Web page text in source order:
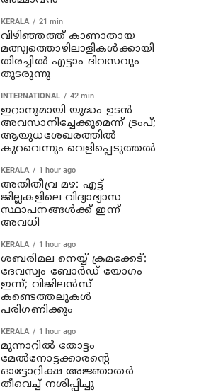
KERALA 21 min
വിഴിഞ്ഞത്ത് കാണാതായ
മത്സ്യത്തൊഴിലാളികൾക്കായി
തിരച്ചിൽ എട്ടാം ദിവസവും
തുടരുന്നു
INTERNATIONAL 42 min
ഇറാനുമായി യുദ്ധം ഉടൻ
അവസാനിച്ചേക്കുമെന്ന് ട്രംപ്;
ആയുധശേഖരത്തിൽ
കുറവെന്നും വെളിപ്പെടുത്തൽ
KERALA 1 hour ago
അതിതീവ്ര മഴ: എട്ട്
ജില്ലകളിലെ വിദ്യാഭ്യാസ
സ്ഥാപനങ്ങൾക്ക് ഇന്ന്
അവധി
KERALA 1 hour ago
ശബരിമല നെയ്യ് ക്രമക്കേട്:
ദേവസ്വം ബോർഡ് യോഗം
ഇന്ന്; വിജിലൻസ്
കണ്ടെത്തലുകൾ
പരിഗണിക്കും
KERALA 1 hour ago
മൂന്നാറില്‍ തോട്ടം
മേല്‍നോട്ടക്കാരന്റെ
ഓട്ടോറിക്ഷ അജ്ഞാതര്‍
തീവെച്ച് നശിപ്പിച്ചു